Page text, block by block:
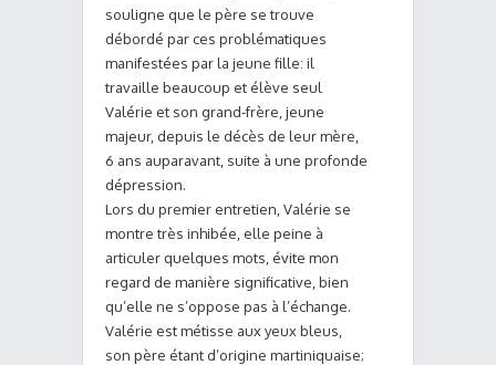
souligne que le père se trouve
débordé par ces problématiques
manifestées par la jeune fille: il
travaille beaucoup et élève seul
Valérie et son grand-frère, jeune
majeur, depuis le décès de leur mère,
6 ans auparavant, suite à une profonde
dépression.
Lors du premier entretien, Valérie se
montre très inhibée, elle peine à
articuler quelques mots, évite mon
regard de manière significative, bien
qu’elle ne s’oppose pas à l’échange.
Valérie est métisse aux yeux bleus,
son père étant d’origine martiniquaise;